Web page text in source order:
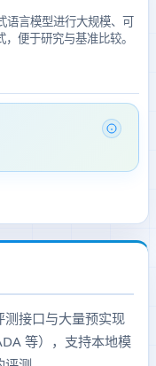
言模型进行大规模、可
便于研究与基准比较。
接口与大量预实现
等），支持本地模